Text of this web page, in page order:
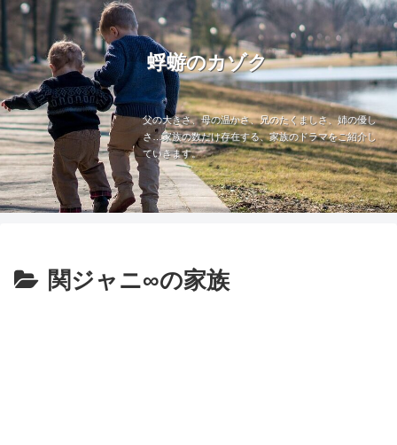
蜉蝣のカゾク
父の大きさ、母の温かさ、兄のたくましさ、姉の優し
さ…家族の数だけ存在する、家族のドラマをご紹介し
ていきます。
関ジャニ∞の家族